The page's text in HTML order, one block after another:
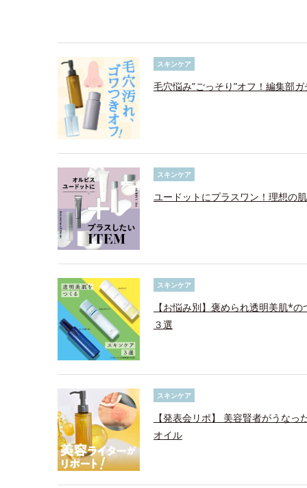
スキンケア
毛穴悩み”ごっそり”オフ！編集部
スキンケア
ユードットにプラスワン！理想の
スキンケア
【お悩み別】褒められ透明美肌*
３選
スキンケア
【発表会リポ】 美容賢者がうな
オイル